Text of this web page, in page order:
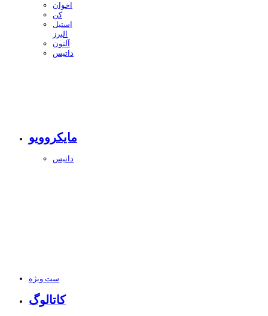
اخوان
کن
استیل
البرز
آلتون
داتیس
مایکروویو
داتیس
ست ویژه
کاتالوگ